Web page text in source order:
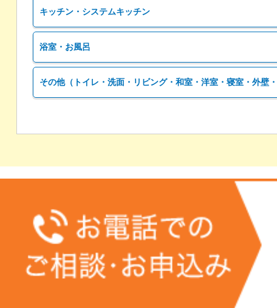
キッチン・システムキッチン
浴室・お風呂
その他（トイレ・洗面・リビング・和室・洋室・寝室・外壁